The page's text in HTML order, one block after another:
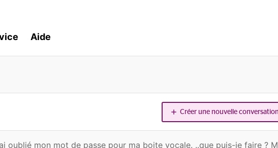
Aide
Créer une nouvelle conversation
oublié mon mot de passe pour ma boite vocale. ..que puis-je faire ?